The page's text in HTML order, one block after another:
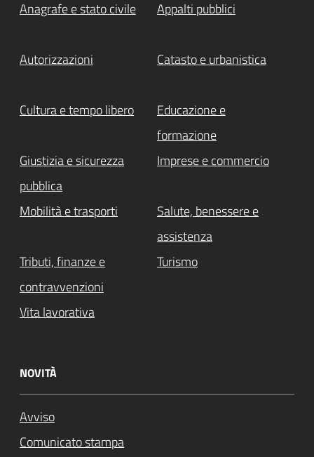
Anagrafe e stato civile Appalti pubblici
Autorizzazioni Catasto e urbanistica
Cultura e tempo libero
Educazione e
formazione
Giustizia e sicurezza
pubblica
Imprese e commercio
Mobilità e trasporti
Salute, benessere e
assistenza
Tributi, finanze e
contravvenzioni
Turismo
Vita lavorativa
NOVITÀ
Avviso
Comunicato stampa